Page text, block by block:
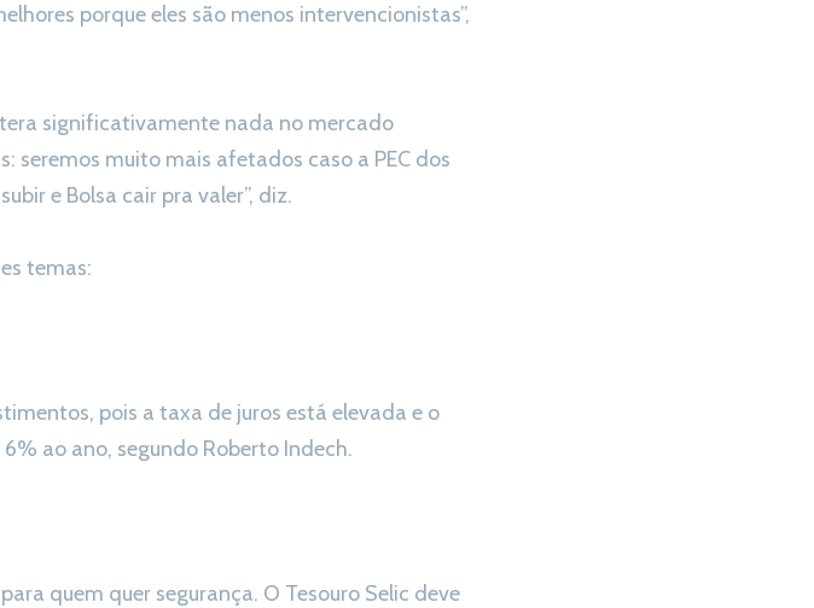
porque eles são menos intervencionistas”,
significativamente nada no mercado
seremos muito mais afetados caso a PEC dos
e Bolsa cair pra valer”, diz.
temas:
pois a taxa de juros está elevada e o
ao ano, segundo Roberto Indech.
quem quer segurança. O Tesouro Selic deve